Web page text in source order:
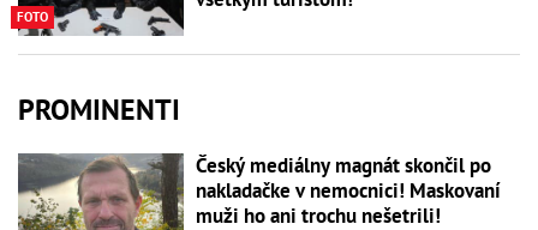
FOTO
PROMINENTI
Český mediálny magnát skončil po
nakladačke v nemocnici! Maskovaní
muži ho ani trochu nešetrili!